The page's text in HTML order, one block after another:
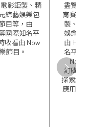
影鉅製、精
綜藝娛樂包
目等，由
國際知名平
收看由 Now
節目。
盡覽英
育賽事,
製、精
娛樂包
由
名平台
Now
訂購歐
探索集
應用程
關閉